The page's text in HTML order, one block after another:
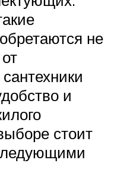
не
и
стоит